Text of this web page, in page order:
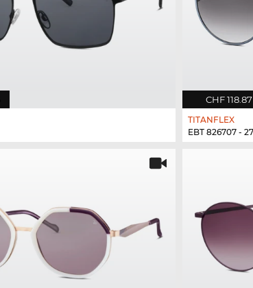
CHF 118.87
TITANFLEX
EBT 826707 - 27